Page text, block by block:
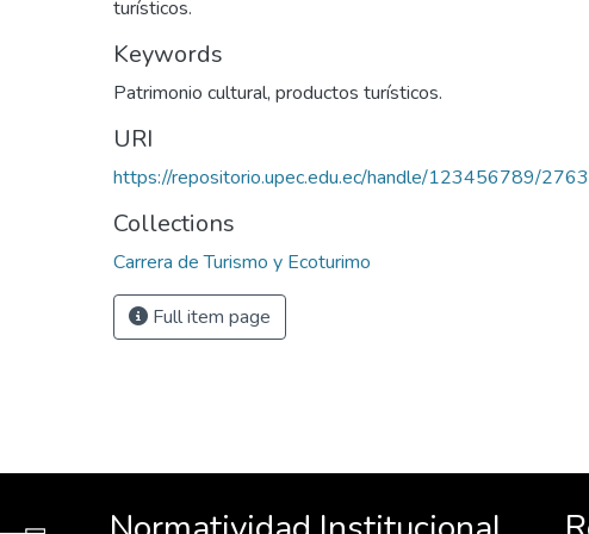
turísticos.
Keywords
Patrimonio cultural, productos turísticos.
URI
https://repositorio.upec.edu.ec/handle/123456789/2763
Collections
Carrera de Turismo y Ecoturimo
Full item page